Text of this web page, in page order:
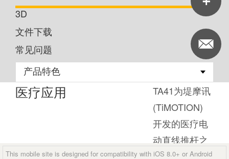
3D
文件下载
常见问题
医疗应用
TA41为堤摩讯
(TiMOTION)
开发的医疗电
动直线推杆之
一，特别适用
This mobile site is designed for compatibility with iOS 8.0+ or Android